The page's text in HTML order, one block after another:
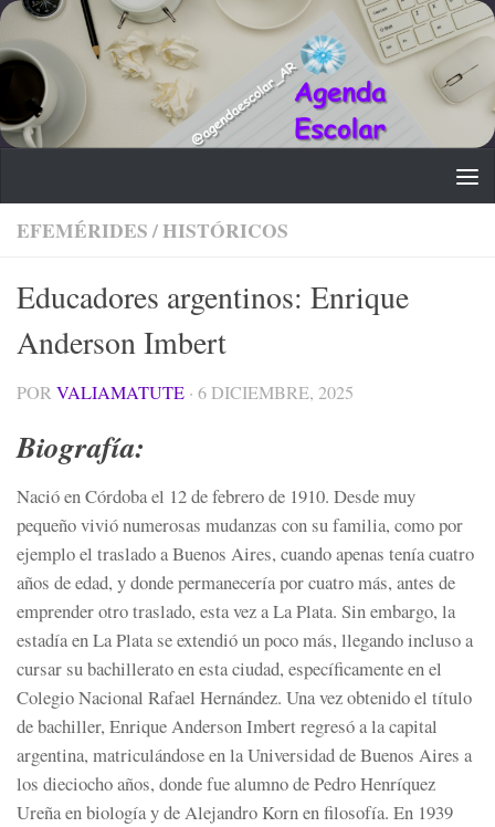
Saltar al contenido
EFEMÉRIDES/HISTÓRICOS
Educadores argentinos: Enrique
Anderson Imbert
POR VALIAMATUTE · 6 DICIEMBRE, 2025
Biografía:
Nació en Córdoba el 12 de febrero de 1910. Desde muy
pequeño vivió numerosas mudanzas con su familia, como por
ejemplo el traslado a Buenos Aires, cuando apenas tenía cuatro
años de edad, y donde permanecería por cuatro más, antes de
emprender otro traslado, esta vez a La Plata. Sin embargo, la
estadía en La Plata se extendió un poco más, llegando incluso a
cursar su bachillerato en esta ciudad, específicamente en el
Colegio Nacional Rafael Hernández. Una vez obtenido el título
de bachiller, Enrique Anderson Imbert regresó a la capital
argentina, matriculándose en la Universidad de Buenos Aires a
los dieciocho años, donde fue alumno de Pedro Henríquez
Ureña en biología y de Alejandro Korn en filosofía. En 1939